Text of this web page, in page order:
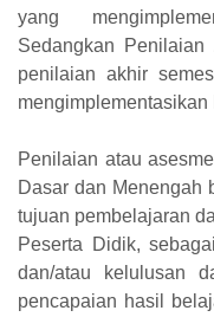
yang
Sedangkan Penilaian
penilaian akhir
mengimplementasikan
Penilaian atau
Dasar dan Menengah
tujuan pembelajaran
Peserta Didik,
dan/atau kelulusan
pencapaian hasil